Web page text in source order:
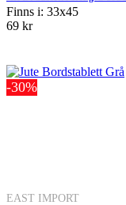
Finns i: 33x45
69 kr
-30%
EAST IMPORT